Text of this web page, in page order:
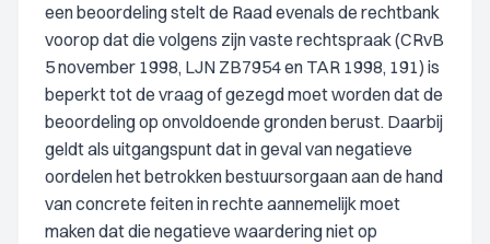
een beoordeling stelt de Raad evenals de rechtbank
voorop dat die volgens zijn vaste rechtspraak (CRvB
5 november 1998, LJN ZB7954 en TAR 1998, 191) is
beperkt tot de vraag of gezegd moet worden dat de
beoordeling op onvoldoende gronden berust. Daarbij
geldt als uitgangspunt dat in geval van negatieve
oordelen het betrokken bestuursorgaan aan de hand
van concrete feiten in rechte aannemelijk moet
maken dat die negatieve waardering niet op